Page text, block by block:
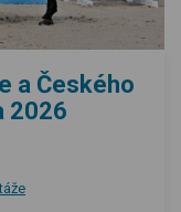
a Českého
2026